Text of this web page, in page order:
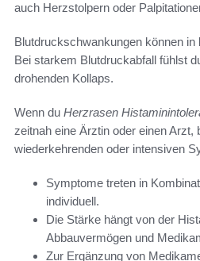
auch Herzstolpern oder
Blutdruckschwankungen können in
Bei starkem Blutdruckabfall fühlst
drohenden Kollaps.
Wenn du Herzrasen
zeitnah eine Ärztin oder einen Arzt,
wiederkehrenden oder intensiven
Symptome treten in
individuell.
Die Stärke hängt von der
Abbauvermögen und
Zur Ergänzung von